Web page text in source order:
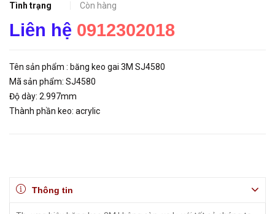
Tình trạng
Còn hàng
Liên hệ 0912302018
Tên sản phẩm : băng keo gai 3M SJ4580
Mã sản phẩm: SJ4580
Độ dày: 2.997mm
Thành phần keo: acrylic
Thông tin